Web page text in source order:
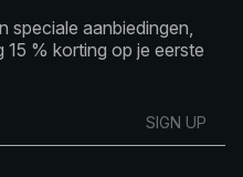
speciale aanbiedingen,
% korting op je eerste
SIGN UP